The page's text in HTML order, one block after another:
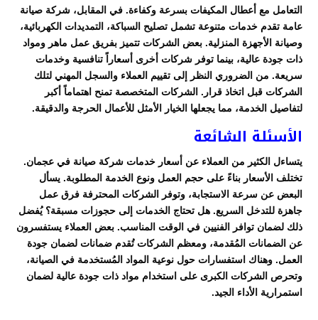
التعامل مع أعطال المكيفات بسرعة وكفاءة. في المقابل، شركة صيانة
عامة تقدم خدمات متنوعة تشمل تصليح السباكة، التمديدات الكهربائية،
وصيانة الأجهزة المنزلية. بعض الشركات تتميز بفريق عمل ماهر ومواد
ذات جودة عالية، بينما توفر شركات أخرى أسعاراً تنافسية وخدمات
سريعة. من الضروري النظر إلى تقييم العملاء والسجل المهني لتلك
الشركات قبل اتخاذ قرار. الشركات المتخصصة تمنح اهتماماً أكبر
لتفاصيل الخدمة، مما يجعلها الخيار الأمثل للأعمال الحرجة والدقيقة.
الأسئلة الشائعة
يتساءل الكثير من العملاء عن أسعار خدمات شركة صيانة في عجمان.
تختلف الأسعار بناءً على حجم العمل ونوع الخدمة المطلوبة. يسأل
البعض عن سرعة الاستجابة، وتوفر الشركات المحترفة فرق عمل
جاهزة للتدخل السريع. هل تحتاج الخدمات إلى حجوزات مسبقة؟ يُفضل
ذلك لضمان توافر الفنيين في الوقت المناسب. بعض العملاء يستفسرون
عن الضمانات المُقدمة، ومعظم الشركات تُقدم ضمانات لضمان جودة
العمل. وهناك استفسارات حول نوعية المواد المُستخدمة في الصيانة،
وتحرص الشركات الكبرى على استخدام مواد ذات جودة عالية لضمان
استمرارية الأداء الجيد.